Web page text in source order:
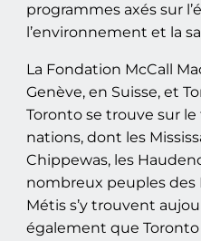
programmes axés sur
l’environnement et la
La Fondation McCall
Genève, en Suisse, et
Toronto se trouve sur
nations, dont les
Chippewas, les
nombreux peuples des
Métis s’y trouvent
également que Toronto